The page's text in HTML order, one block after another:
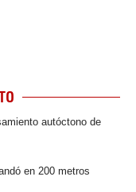
autóctono de
en 200 metros